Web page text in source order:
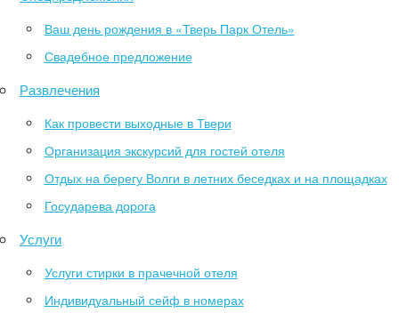
Ваш день рождения в «Тверь Парк Отель»
Свадебное предложение
Развлечения
Как провести выходные в Твери
Организация экскурсий для гостей отеля
Отдых на берегу Волги в летних беседках и на площадках
Государева дорога
Услуги
Услуги стирки в прачечной отеля
Индивидуальный сейф в номерах